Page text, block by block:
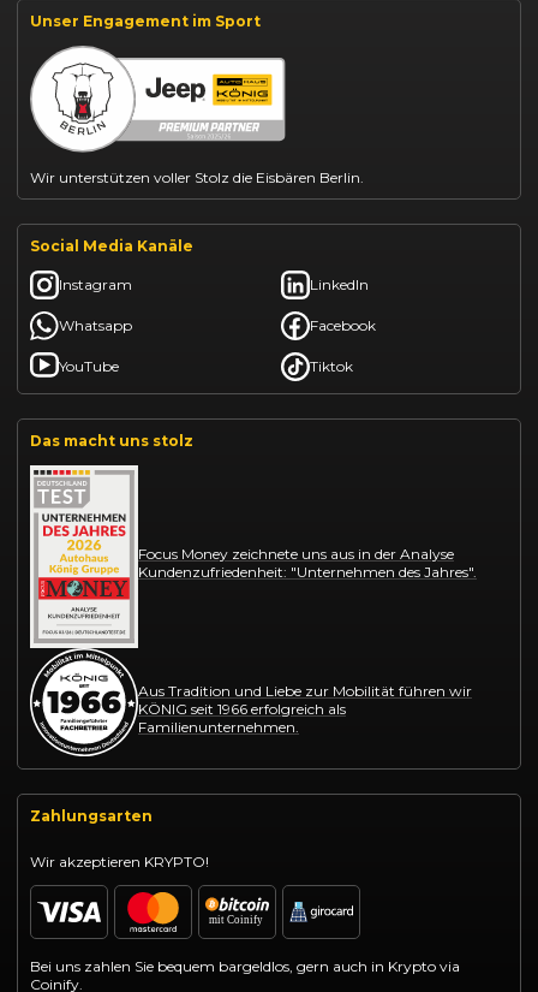
Suzuki Swift finanzieren
BYD Dolphin finanzieren
Kia Ceed finanzieren
Kia Sportage leasen
Mazda CX-30 finanzieren
Citroën C3 leasen
Unser Engagement im Sport
Wir unterstützen voller Stolz die Eisbären Berlin.
Social Media Kanäle
Instagram LinkedIn
Whatsapp Facebook
YouTube Tiktok
Das macht uns stolz
Focus Money zeichnete uns aus in der Analyse
Kundenzufriedenheit: "Unternehmen des Jahres".
Aus Tradition und Liebe zur Mobilität führen wir
KÖNIG seit 1966 erfolgreich als
Familienunternehmen.
Zahlungsarten
Wir akzeptieren KRYPTO!
Bei uns zahlen Sie bequem bargeldlos, gern auch in Krypto via
Coinify.